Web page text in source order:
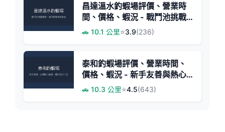
昌達溫水釣蝦場評價、營業時
間、價格、蝦況 - 戰鬥池挑戰
與親子快炒體驗
🚗 10.1 公里⭐3.9(236)
泰和釣蝦場評價、營業時間、
價格、蝦況 - 新手友善與熱心
教學
🚗 10.3 公里⭐4.5(643)